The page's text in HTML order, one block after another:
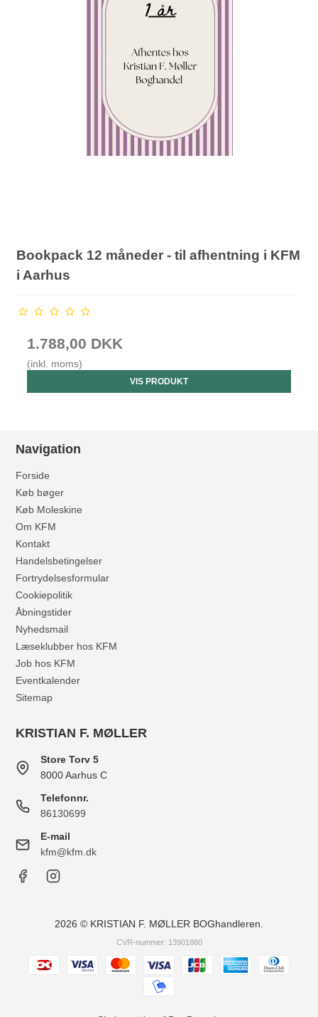
Bookpack 12 måneder - til afhentning i KFM
i Aarhus
1.788,00 DKK
(inkl. moms)
VIS PRODUKT
Navigation
Forside
Køb bøger
Køb Moleskine
Om KFM
Kontakt
Handelsbetingelser
Fortrydelsesformular
Cookiepolitik
Åbningstider
Nyhedsmail
Læseklubber hos KFM
Job hos KFM
Eventkalender
Sitemap
KRISTIAN F. MØLLER
Store Torv 5
8000 Aarhus C
Telefonnr.
86130699
E-mail
kfm@kfm.dk
2026 © KRISTIAN F. MØLLER BOGhandleren.
CVR-nummer: 13901880